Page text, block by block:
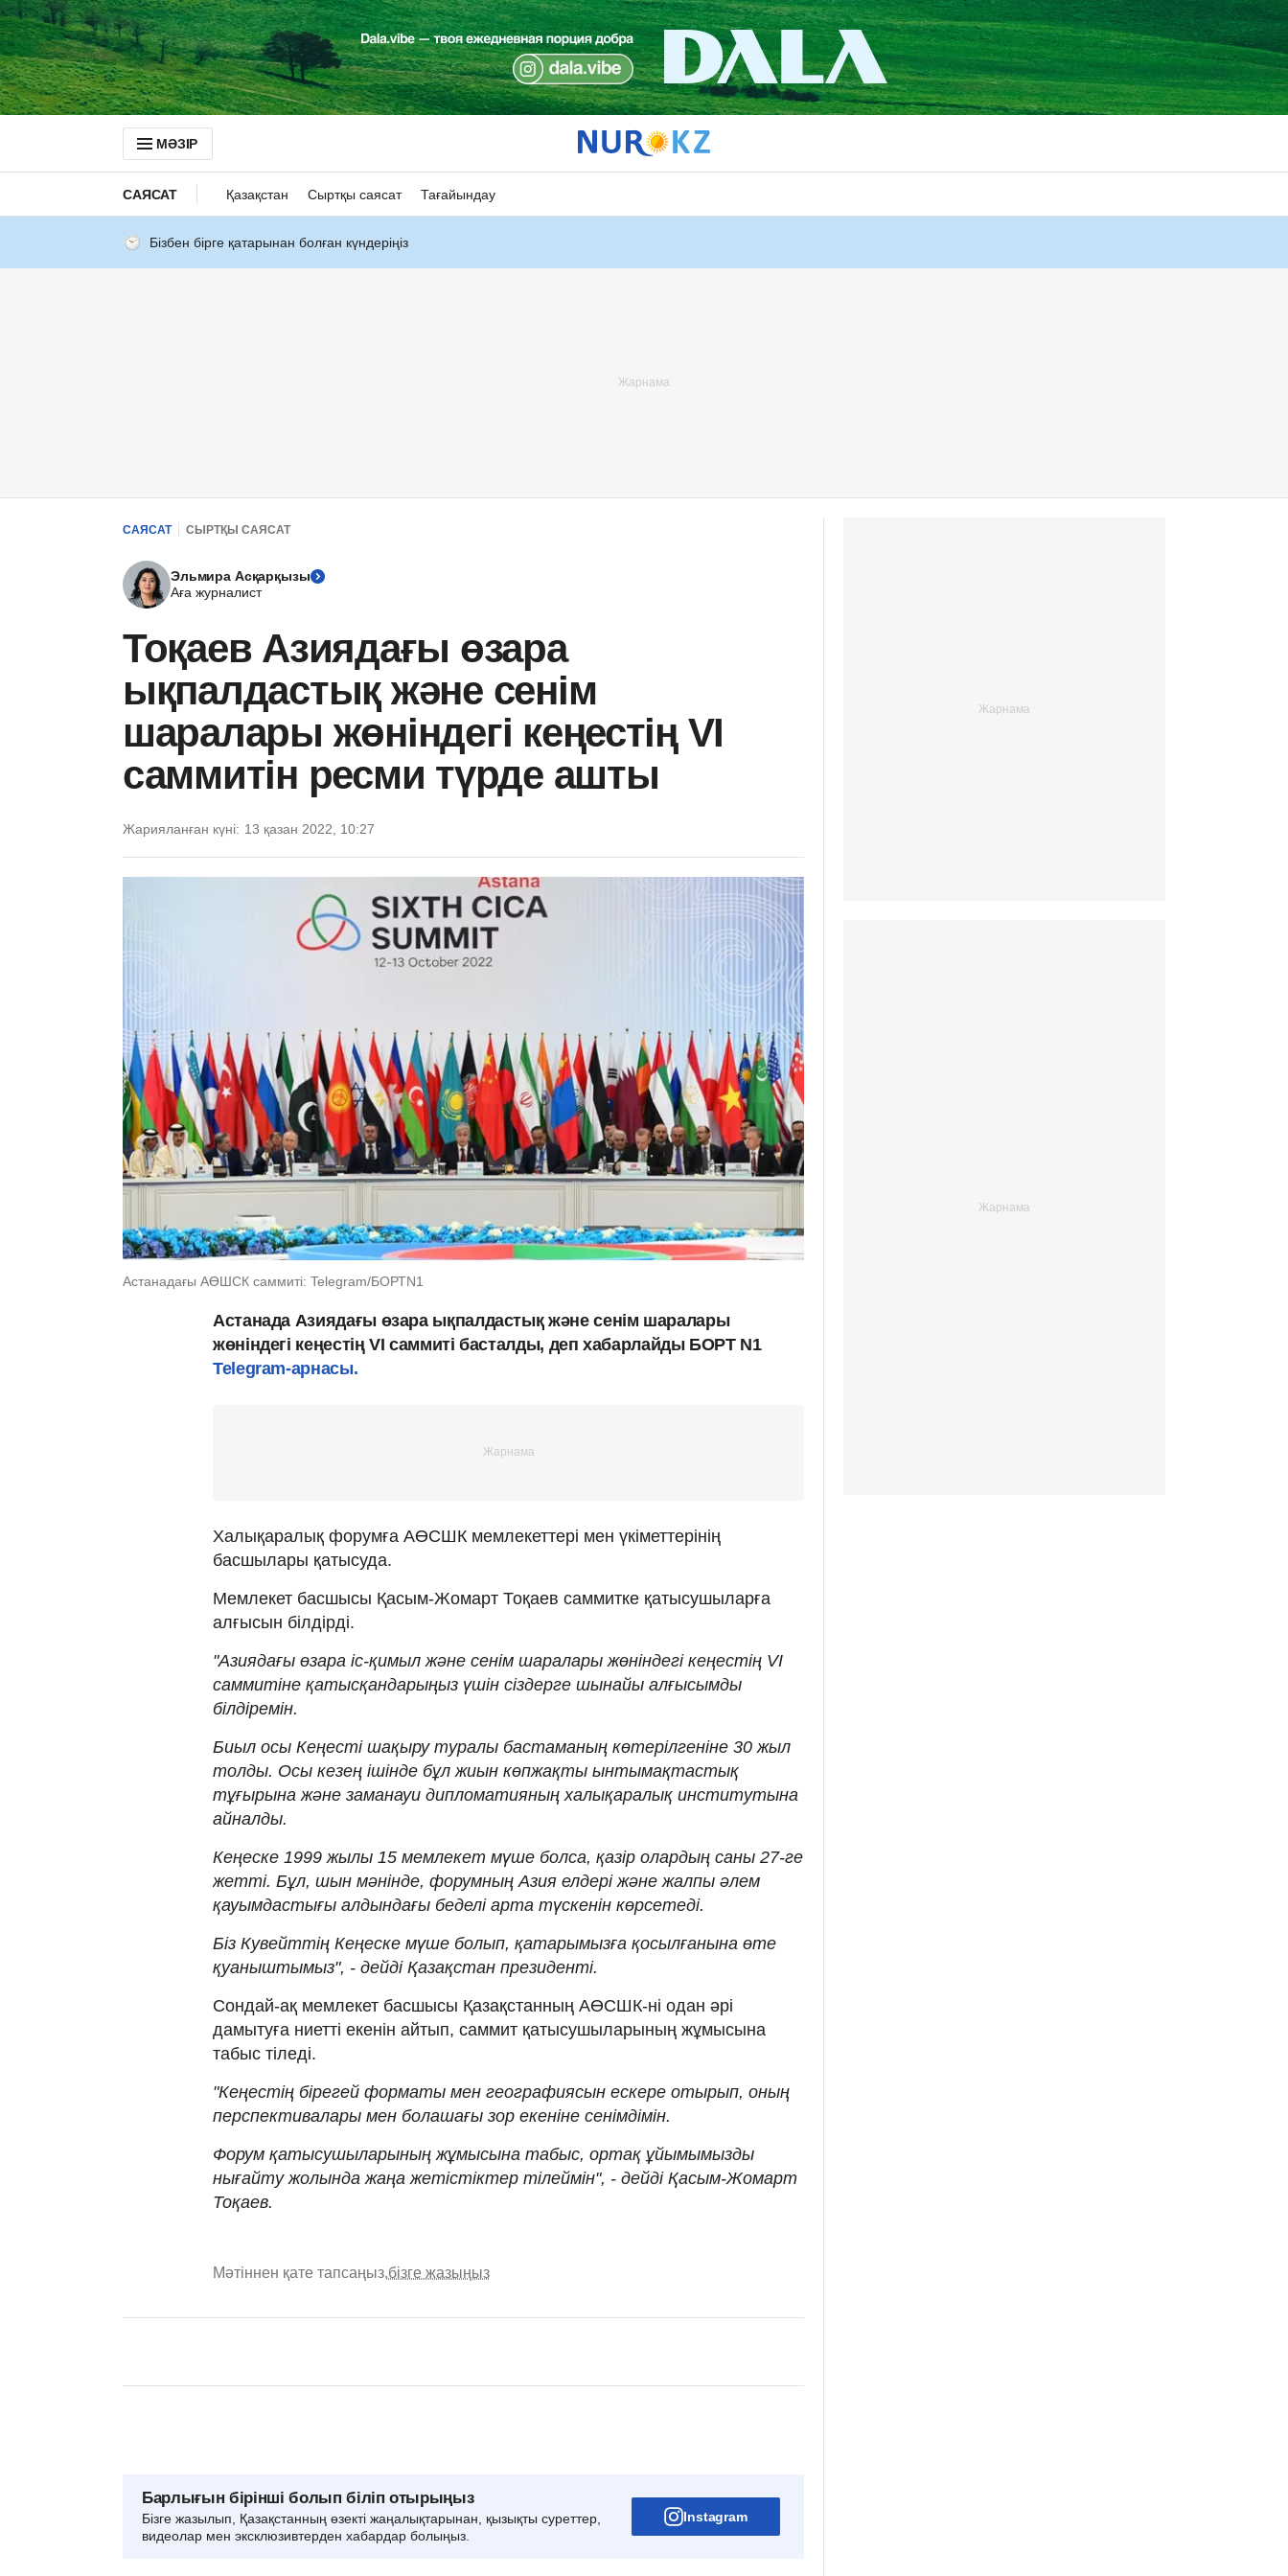
МӘЗІР
САЯСАТ Қазақстан Сыртқы саясат Тағайындау
Бізбен бірге қатарынан болған күндеріңіз
САЯСАТ СЫРТҚЫ САЯСАТ
Эльмира Асқарқызы
Аға журналист
Тоқаев Азиядағы өзара
ықпалдастық және сенім
шаралары жөніндегі кеңестің VI
саммитін ресми түрде ашты
Жарияланған күні: 13 қазан 2022, 10:27
Астанадағы АӨШСК саммиті: Telegram/БОРТN1
Астанада Азиядағы өзара ықпалдастық және сенім шаралары
жөніндегі кеңестің VI саммиті басталды, деп хабарлайды БОРТ N1
Telegram-арнасы.
Халықаралық форумға АӨСШК мемлекеттері мен үкіметтерінің
басшылары қатысуда.
Мемлекет басшысы Қасым-Жомарт Тоқаев саммитке қатысушыларға
алғысын білдірді.
"Азиядағы өзара іс-қимыл және сенім шаралары жөніндегі кеңестің VI
саммитіне қатысқандарыңыз үшін сіздерге шынайы алғысымды
білдіремін.
Биыл осы Кеңесті шақыру туралы бастаманың көтерілгеніне 30 жыл
толды. Осы кезең ішінде бұл жиын көпжақты ынтымақтастық
тұғырына және заманауи дипломатияның халықаралық институтына
айналды.
Кеңеске 1999 жылы 15 мемлекет мүше болса, қазір олардың саны 27-ге
жетті. Бұл, шын мәнінде, форумның Азия елдері және жалпы әлем
қауымдастығы алдындағы беделі арта түскенін көрсетеді.
Біз Кувейттің Кеңеске мүше болып, қатарымызға қосылғанына өте
қуаныштымыз", - дейді Қазақстан президенті.
Сондай-ақ мемлекет басшысы Қазақстанның АӨСШК-ні одан әрі
дамытуға ниетті екенін айтып, саммит қатысушыларының жұмысына
табыс тіледі.
"Кеңестің бірегей форматы мен географиясын ескере отырып, оның
перспективалары мен болашағы зор екеніне сенімдімін.
Форум қатысушыларының жұмысына табыс, ортақ ұйымымызды
нығайту жолында жаңа жетістіктер тілеймін", - дейді Қасым-Жомарт
Тоқаев.
Мәтіннен қате тапсаңыз,бізге жазыңыз
Барлығын бірінші болып біліп отырыңыз
Бізге жазылып, Қазақстанның өзекті жаңалықтарынан, қызықты суреттер,
видеолар мен эксклюзивтерден хабардар болыңыз.
Instagram